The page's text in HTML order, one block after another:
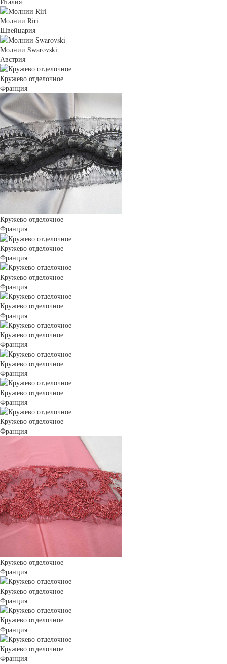
Молнии Riri
Щвейцария
Молнии Swarovski
Австрия
Кружево отделочное
Франция
Кружево отделочное
Франция
Кружево отделочное
Франция
Кружево отделочное
Франция
Кружево отделочное
Франция
Кружево отделочное
Франция
Кружево отделочное
Франция
Кружево отделочное
Франция
Кружево отделочное
Франция
Кружево отделочное
Франция
Кружево отделочное
Франция
Кружево отделочное
Франция
Кружево отделочное
Франция